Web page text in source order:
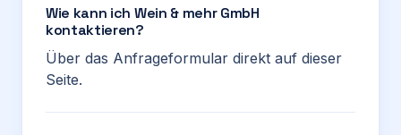
Wie kann ich Wein & mehr GmbH
kontaktieren?
Über das Anfrageformular direkt auf dieser
Seite.